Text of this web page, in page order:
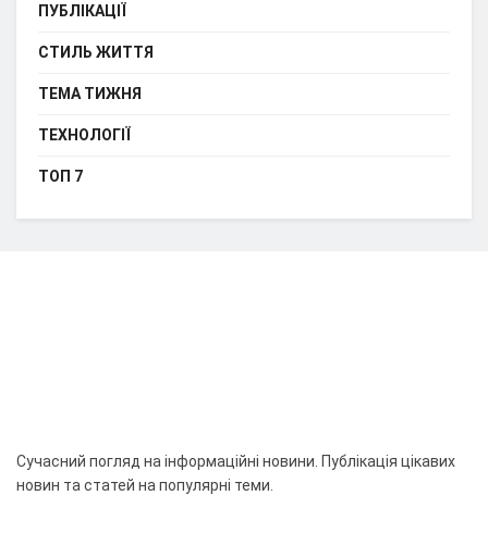
ПУБЛІКАЦІЇ
СТИЛЬ ЖИТТЯ
ТЕМА ТИЖНЯ
ТЕХНОЛОГІЇ
ТОП 7
Сучасний погляд на інформаційні новини. Публікація цікавих
новин та статей на популярні теми.